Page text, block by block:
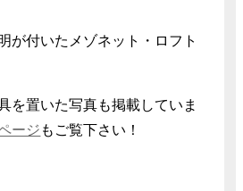
が付いたメゾネット・ロフト
を置いた写真も掲載していま
ージ もご覧下さい！